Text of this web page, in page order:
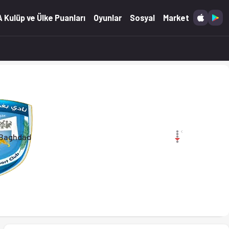
Kulüp ve Ülke Puanları Oyunlar Sosyal Market